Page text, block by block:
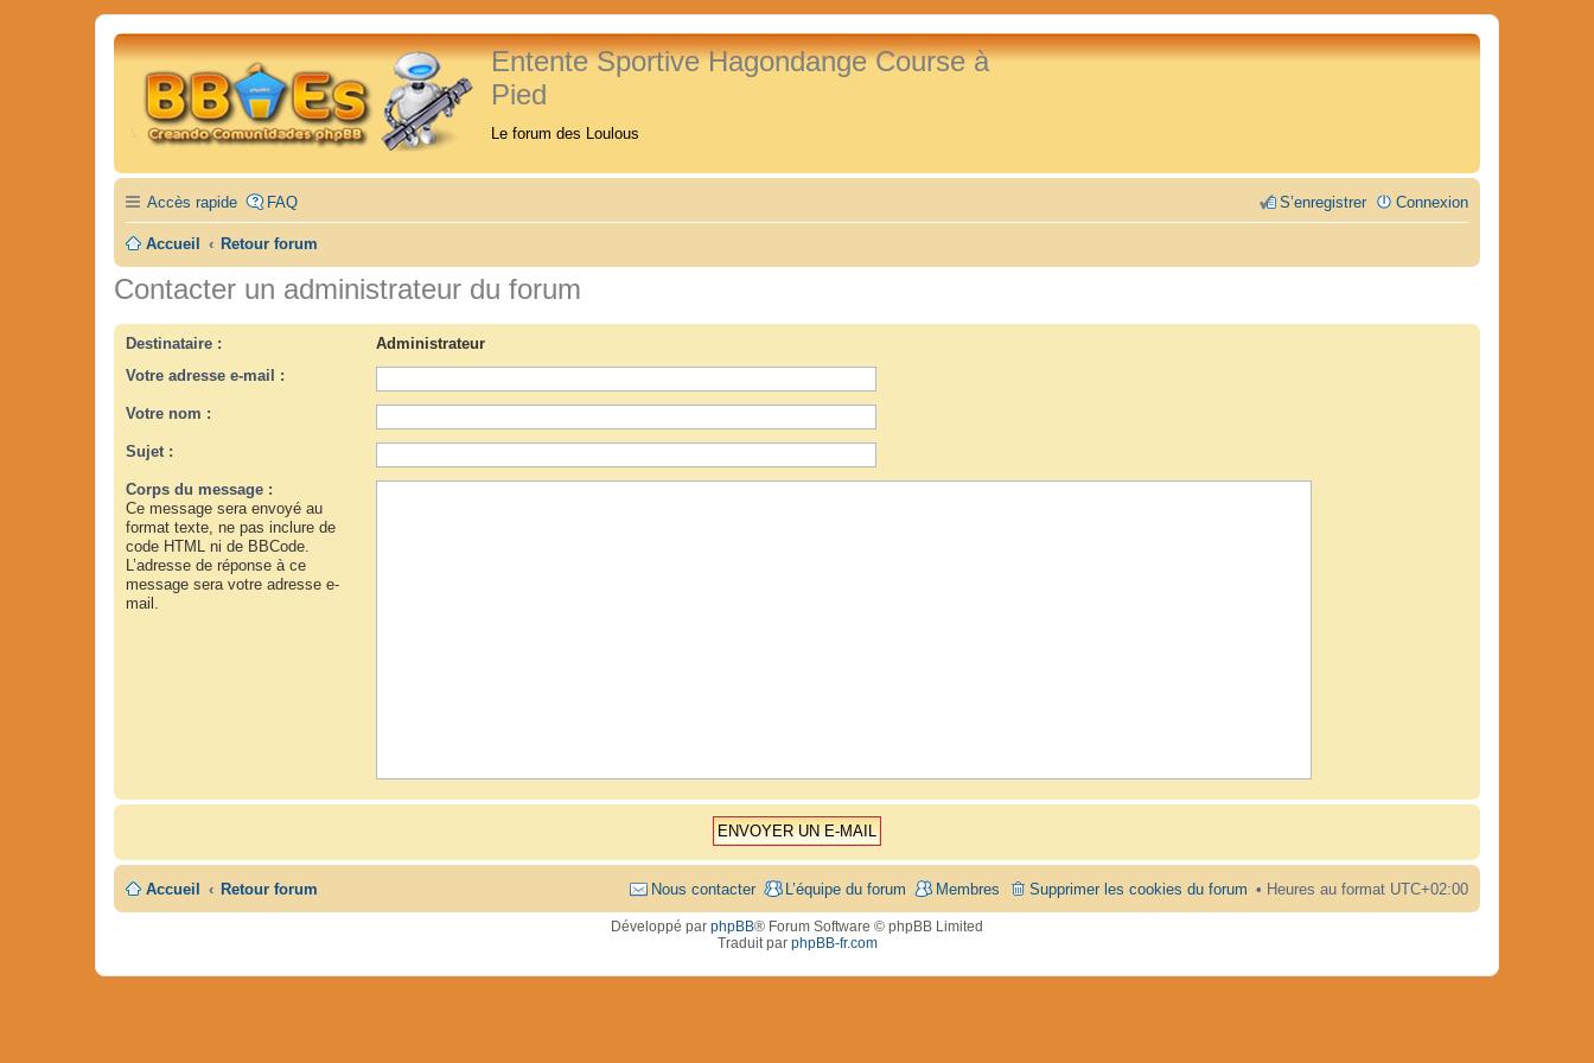
Entente Sportive Hagondange Course à
Pied
Le forum des Loulous
Accès rapide FAQ Connexion
S’enregistrer
Accueil Retour forum
Contacter un administrateur du forum
Destinataire :
Administrateur
Votre adresse e-mail :
Votre nom :
Sujet :
Corps du message :
Ce message sera envoyé au
format texte, ne pas inclure de
code HTML ni de BBCode.
L’adresse de réponse à ce
message sera votre adresse e-
mail.
Accueil Retour forum Heures au format UTC+02:00
Supprimer les cookies du forum
Membres
L’équipe du forum
Nous contacter
Développé par phpBB® Forum Software © phpBB Limited
Traduit par phpBB-fr.com